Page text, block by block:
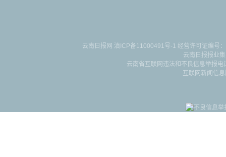
云南日报网 滇ICP备11000491号-1 经营许可证编号
云南日报报业
云南省互联网违法和不良信息举报
互联网新闻信